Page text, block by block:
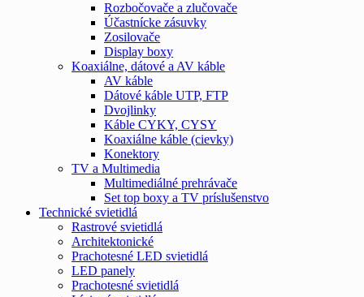
Rozbočovače a zlučovače
Účastnícke zásuvky
Zosilovače
Display boxy
Koaxiálne, dátové a AV káble
AV káble
Dátové káble UTP, FTP
Dvojlinky
Káble CYKY, CYSY
Koaxiálne káble (cievky)
Konektory
TV a Multimedia
Multimediálné prehrávače
Set top boxy a TV príslušenstvo
Technické svietidlá
Rastrové svietidlá
Architektonické
Prachotesné LED svietidlá
LED panely
Prachotesné svietidlá